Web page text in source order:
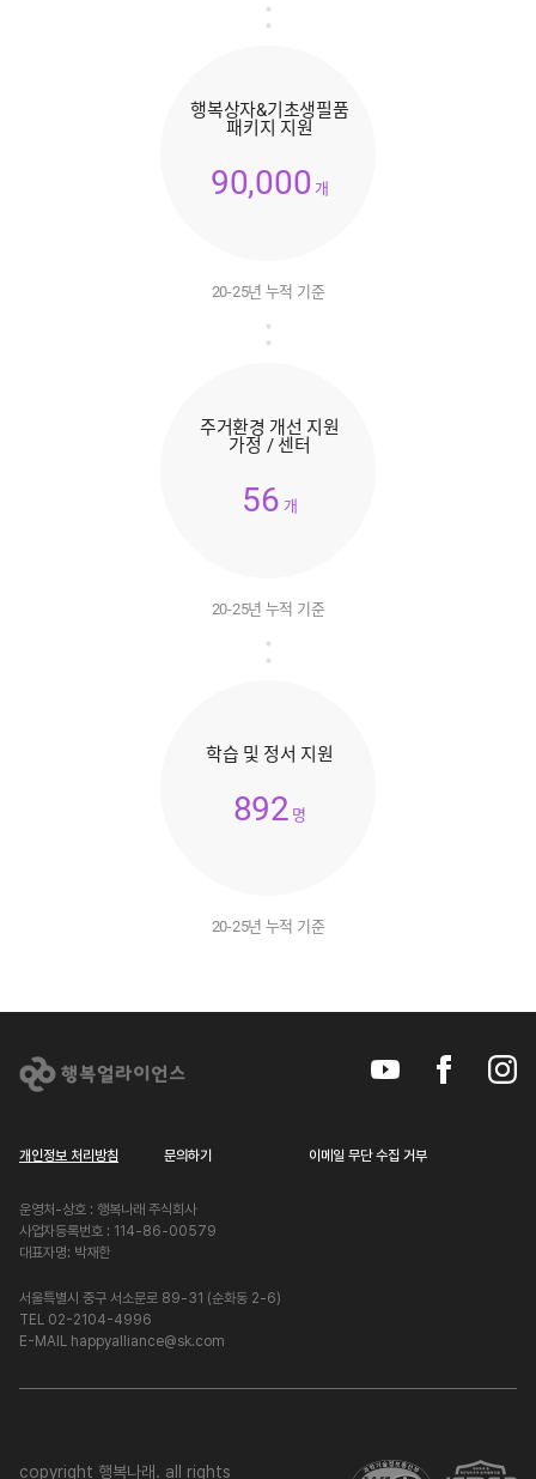
행복상자&기초생필품
패키지 지원
90,000 개
20-25년 누적 기준
주거환경 개선 지원
가정 / 센터
56 개
20-25년 누적 기준
학습 및 정서 지원
892 명
20-25년 누적 기준
개인정보 처리방침 문의하기 이메일 무단 수집 거부
운영처-상호 : 행복나래 주식회사
사업자등록번호 : 114-86-00579
대표자명: 박재한
서울특별시 중구 서소문로 89-31 (순화동 2-6)
TEL 02-2104-4996
E-MAIL happyalliance@sk.com
copyright 행복나래. all rights